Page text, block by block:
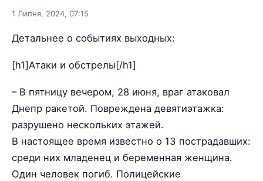
1 Липня, 2024, 07:15
Детальнее о событиях выходных:
[h1]Атаки и обстрелы[/h1]
– В пятницу вечером, 28 июня, враг атаковал
Днепр ракетой. Повреждена девятиэтажка:
разрушено нескольких этажей.
В настоящее время известно о 13 пострадавших:
среди них младенец и беременная женщина.
Один человек погиб. Полицейские